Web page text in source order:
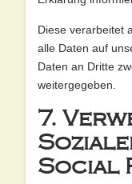
Diese verarbeitet
alle Daten auf
Daten an Dritte
weitergegeben.
7.
Social